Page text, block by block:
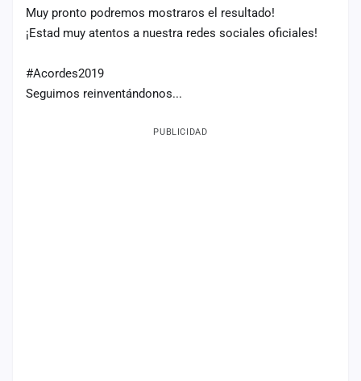
Muy pronto podremos mostraros el resultado!
¡Estad muy atentos a nuestra redes sociales oficiales!
#Acordes2019
Seguimos reinventándonos...
PUBLICIDAD
Fichajes
Agencias